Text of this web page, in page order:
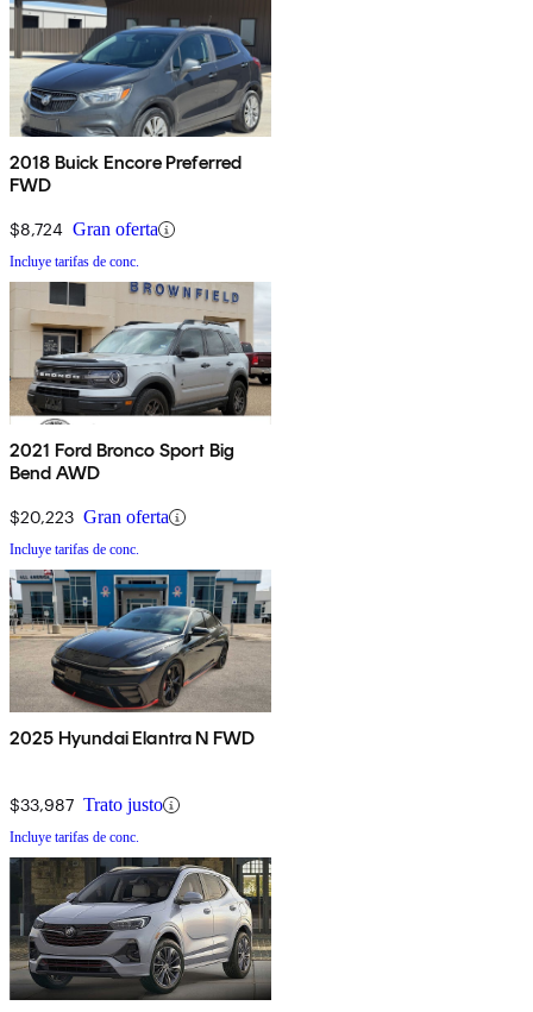
2018 Buick Encore Preferred
FWD
$8,724 Gran oferta
Incluye tarifas de conc.
2021 Ford Bronco Sport Big
Bend AWD
$20,223 Gran oferta
Incluye tarifas de conc.
2025 Hyundai Elantra N FWD
$33,987 Trato justo
Incluye tarifas de conc.